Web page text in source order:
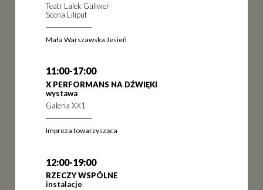
Teatr Lalek Guliwer
Scena Liliput
Mała Warszawska Jesień
11:00-17:00
X PERFORMANS NA DŹWIĘKI
wystawa
Galeria XX1
Impreza towarzysząca
12:00-19:00
RZECZY WSPÓLNE
instalacje